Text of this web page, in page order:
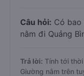
Câu hỏi: Có bao
nằm đi Quảng
Trả lời: Tính tới
Giường nằm trên